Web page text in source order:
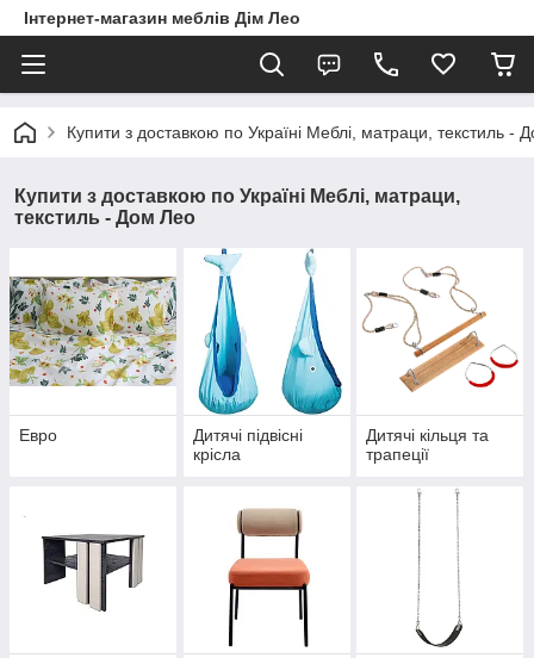
Інтернет-магазин меблів Дім Лео
Купити з доставкою по Україні Меблі, матраци, текстиль -
Купити з доставкою по Україні Меблі, матраци,
текстиль - Дом Лео
Евро
Дитячі підвісні
крісла
Дитячі кільця та
трапеції